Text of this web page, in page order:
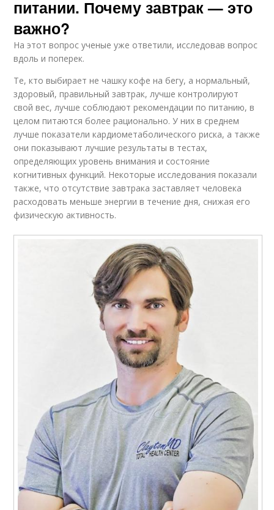
питании. Почему завтрак — это
важно?
На этот вопрос ученые уже ответили, исследовав вопрос
вдоль и поперек.
Те, кто выбирает не чашку кофе на бегу, а нормальный,
здоровый, правильный завтрак, лучше контролируют
свой вес, лучше соблюдают рекомендации по питанию, в
целом питаются более рационально. У них в среднем
лучше показатели кардиометаболического риска, а также
они показывают лучшие результаты в тестах,
определяющих уровень внимания и состояние
когнитивных функций. Некоторые исследования показали
также, что отсутствие завтрака заставляет человека
расходовать меньше энергии в течение дня, снижая его
физическую активность.